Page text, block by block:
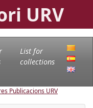
URV
List for
collections
Publicacions URV